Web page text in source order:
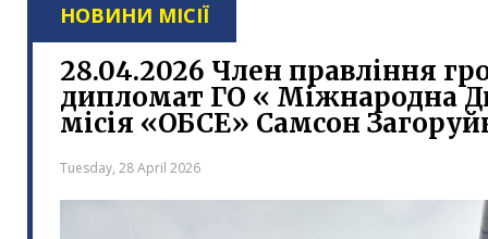
НОВИНИ МІСІЇ
28.04.2026 Член правління
дипломат ГО « Міжнародна
місія «ОБСЕ» Самсон
Tuesday, 28 April 2026